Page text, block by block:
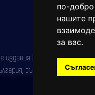
по-
нашите
за вас.
(Българска
със свидетелство за